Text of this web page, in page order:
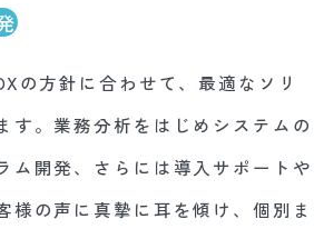
の方針に合わせて、最適なソリ
す。業務分析をはじめシステムの
ム開発、さらには導入サポートや
様の声に真摯に耳を傾け、個別ま